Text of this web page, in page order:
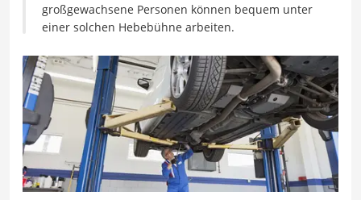
großgewachsene Personen können bequem unter
einer solchen Hebebühne arbeiten.